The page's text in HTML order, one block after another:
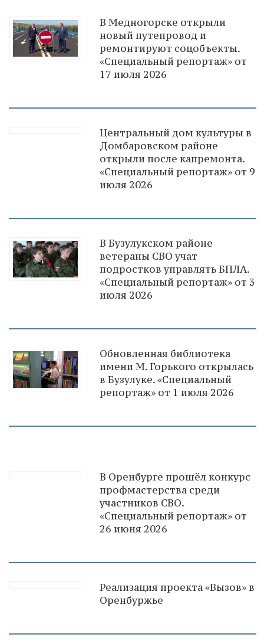
В Медногорске открыли
новый путепровод и
ремонтируют соцобъекты.
«Специальный репортаж» от
17 июля 2026
Центральный дом культуры в
Домбаровском районе
открыли после капремонта.
«Специальный репортаж» от 9
июля 2026
В Бузулукском районе
ветераны СВО учат
подростков управлять БПЛА.
«Специальный репортаж» от 3
июля 2026
Обновленная библиотека
имени М. Горького открылась
в Бузулуке. «Специальный
репортаж» от 1 июля 2026
В Оренбурге прошёл конкурс
профмастерства среди
участников СВО.
«Специальный репортаж» от
26 июня 2026
Реализация проекта «Вызов» в
Оренбуржье